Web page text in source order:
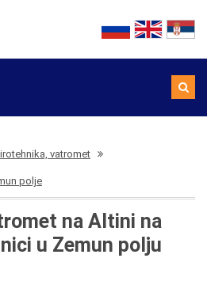
vatromet
polje
na Altini na
u Zemun polju